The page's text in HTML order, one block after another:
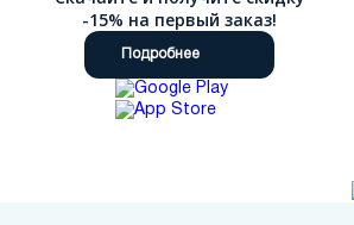
-15% на первый заказ!
Подробнее